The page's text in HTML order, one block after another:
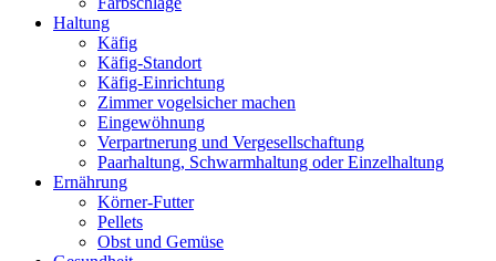
Haltung
Käfig
Käfig-Standort
Käfig-Einrichtung
Zimmer vogelsicher machen
Eingewöhnung
Verpartnerung und Vergesellschaftung
Paarhaltung, Schwarmhaltung oder Einzelhaltung
Ernährung
Körner-Futter
Pellets
Obst und Gemüse